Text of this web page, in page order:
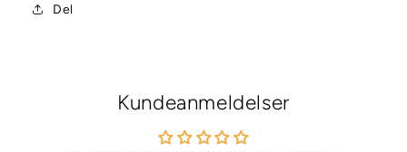
Del
Kundeanmeldelser